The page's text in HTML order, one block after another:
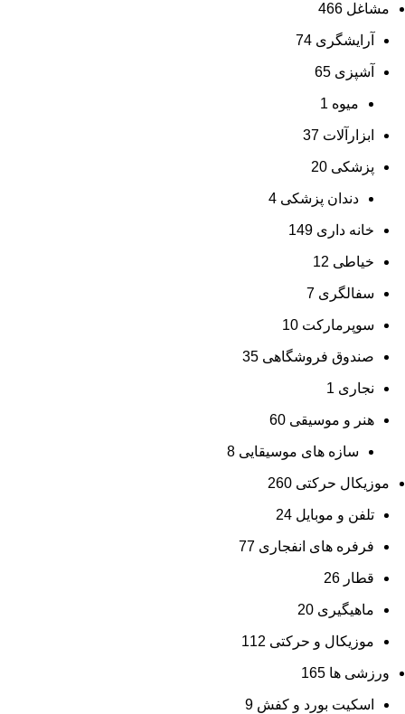
مشاغل 466
آرایشگری 74
آشپزی 65
میوه 1
ابزارآلات 37
پزشکی 20
دندان پزشکی 4
خانه داری 149
خیاطی 12
سفالگری 7
سوپرمارکت 10
صندوق فروشگاهی 35
نجاری 1
هنر و موسیقی 60
سازه های موسیقایی 8
موزیکال حرکتی 260
تلفن و موبایل 24
فرفره های انفجاری 77
قطار 26
ماهیگیری 20
موزیکال و حرکتی 112
ورزشی ها 165
اسکیت بورد و کفش 9